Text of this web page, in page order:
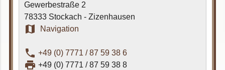
Gewerbestraße 2
78333 Stockach - Zizenhausen
map Navigation
phone +49 (0) 7771 / 87 59 38 6
print +49 (0) 7771 / 87 59 38 8